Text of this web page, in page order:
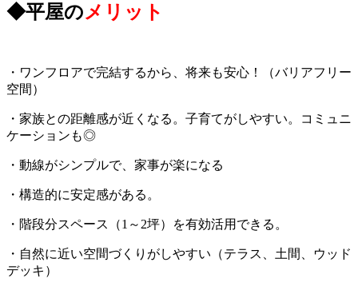
◆平屋のメリット
・ワンフロアで完結するから、将来も安心！（バリアフリー
空間）
・家族との距離感が近くなる。子育てがしやすい。コミュニ
ケーションも◎
・動線がシンプルで、家事が楽になる
・構造的に安定感がある。
・階段分スペース（1～2坪）を有効活用できる。
・自然に近い空間づくりがしやすい（テラス、土間、ウッド
デッキ）